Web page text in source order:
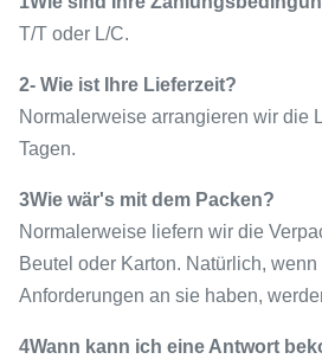
T/T oder L/C.
2- Wie ist Ihre Lieferzeit?
Normalerweise arrangieren wir die
Tagen.
3Wie wär's mit dem Packen?
Normalerweise liefern wir die
Beutel oder Karton. Natürlich,
Anforderungen an sie haben,
4Wann kann ich eine Antwort